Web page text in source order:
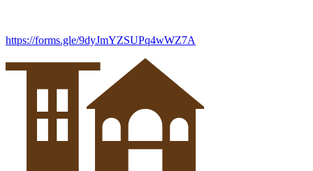
https://forms.gle/9dyJmYZSUPq4wWZ7A